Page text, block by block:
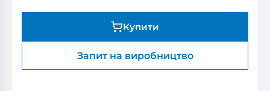
Купити
Запит на виробництво